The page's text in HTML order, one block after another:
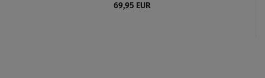
69,95 EUR